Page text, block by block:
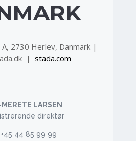
2730 Herlev, Danmark |
|
stada.com
MERETE LARSEN
direktør
44 85 99 99